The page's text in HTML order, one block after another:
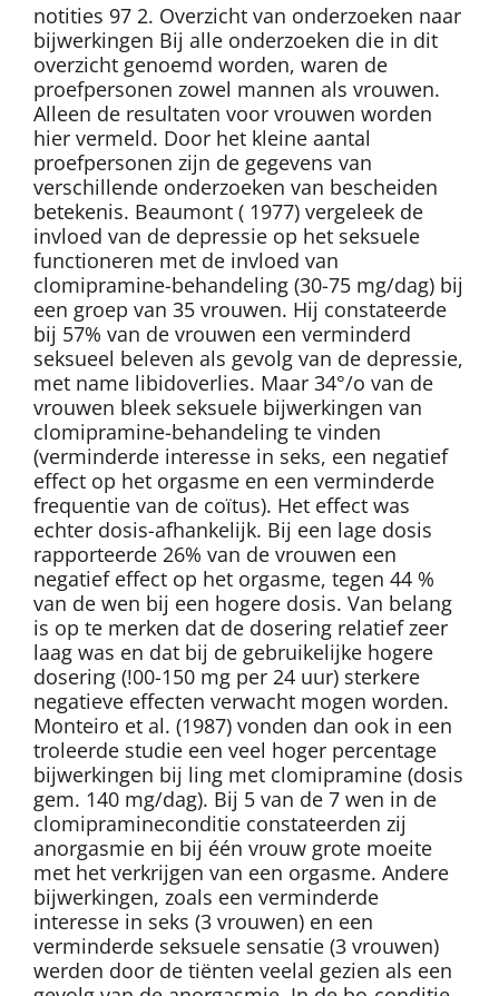
notities 97 2. Overzicht van onderzoeken naar
bijwerkingen Bij alle onderzoeken die in dit
overzicht genoemd worden, waren de
proefpersonen zowel mannen als vrouwen.
Alleen de resultaten voor vrouwen worden
hier vermeld. Door het kleine aantal
proefpersonen zijn de gegevens van
verschillende onderzoeken van bescheiden
betekenis. Beaumont ( 1977) vergeleek de
invloed van de depressie op het seksuele
functioneren met de invloed van
clomipramine-behandeling (30-75 mg/dag) bij
een groep van 35 vrouwen. Hij constateerde
bij 57% van de vrouwen een verminderd
seksueel beleven als gevolg van de depressie,
met name libidoverlies. Maar 34°/o van de
vrouwen bleek seksuele bijwerkingen van
clomipramine-behandeling te vinden
(verminderde interesse in seks, een negatief
effect op het orgasme en een verminderde
frequentie van de coïtus). Het effect was
echter dosis-afhankelijk. Bij een lage dosis
rapporteerde 26% van de vrouwen een
negatief effect op het orgasme, tegen 44 %
van de wen bij een hogere dosis. Van belang
is op te merken dat de dosering relatief zeer
laag was en dat bij de gebruikelijke hogere
dosering (!00-150 mg per 24 uur) sterkere
negatieve effecten verwacht mogen worden.
Monteiro et al. (1987) vonden dan ook in een
troleerde studie een veel hoger percentage
bijwerkingen bij ling met clomipramine (dosis
gem. 140 mg/dag). Bij 5 van de 7 wen in de
clomipramineconditie constateerden zij
anorgasmie en bij één vrouw grote moeite
met het verkrijgen van een orgasme. Andere
bijwerkingen, zoals een verminderde
interesse in seks (3 vrouwen) en een
verminderde seksuele sensatie (3 vrouwen)
werden door de tiënten veelal gezien als een